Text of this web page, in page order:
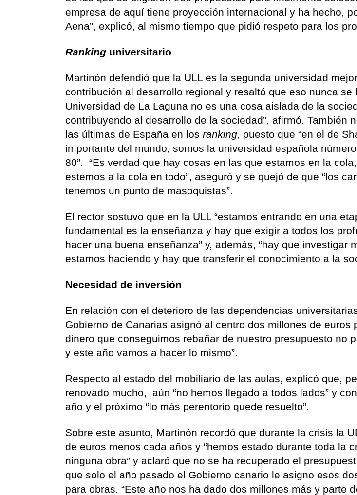
empresa de aquí tiene proyección internacional y ha hecho,
Aena”, explicó, al mismo tiempo que pidió respeto para los
Ranking universitario
Martinón defendió que la ULL es la segunda universidad
contribución al desarrollo regional y resaltó que eso nunca se
Universidad de La Laguna no es una cosa aislada de la
contribuyendo al desarrollo de la sociedad”, afirmó. También
las últimas de España en losranking, puesto que “en el de
importante del mundo, somos la universidad española
80”. “Es verdad que hay cosas en las que estamos en la
estemos a la cola en todo”, aseguró y se quejó de que “los
tenemos un punto de masoquistas”.
El rector sostuvo que en la ULL “estamos entrando en una
fundamental es la enseñanza y hay que exigir a todos los
hacer una buena enseñanza” y, además, “hay que investigar
estamos haciendo y hay que transferir el conocimiento a la
Necesidad de inversión
En relación con el deterioro de las dependencias
Gobierno de Canarias asignó al centro dos millones de euros
dinero que conseguimos rebañar de nuestro presupuesto no
y este año vamos a hacer lo mismo”.
Respecto al estado del mobiliario de las aulas, explicó que,
renovado mucho, aún “no hemos llegado a todos lados” y
año y el próximo “lo más perentorio quede resuelto”.
Sobre este asunto, Martinón recordó que durante la crisis la
de euros menos cada años y “hemos estado durante toda la
ninguna obra” y aclaró que no se ha recuperado el
que solo el año pasado el Gobierno canario le asigno esos
para obras. “Este año nos ha dado dos millones más y parte